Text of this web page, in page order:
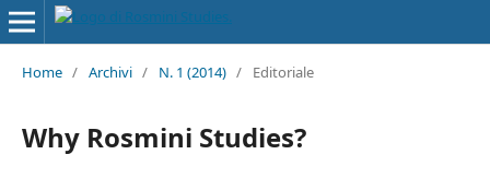
Home / Archivi / N. 1 (2014) / Editoriale
Why Rosmini Studies?